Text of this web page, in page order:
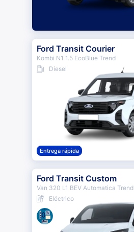
Ford Transit Courier
Kombi N1 1.5 EcoBlue Trend
Diesel
Entrega rápida
Ford Transit Custom
Van 320 L1 BEV Automatica Trend
Eléctrico